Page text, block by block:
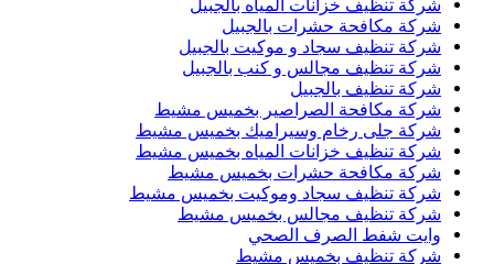
شركة تنظيف خزانات المياه بالجبيل
شركة مكافحة حشرات بالجبيل
شركة تنظيف سجاد و موكيت بالجبيل
شركة تنظيف مجالس و كنب بالجبيل
شركة تنظيف بالجبيل
شركة مكافحة الصراصير بخميس مشيط
شركة جلى رخام وسيراميك بخميس مشيط
شركة تنظيف خزانات المياه بخميس مشيط
شركة مكافحة حشرات بخميس مشيط
شركة تنظيف سجاد وموكيت بخميس مشيط
شركة تنظيف مجالس بخميس مشيط
وايت شفط الصرف الصحي
شركة تنظيف بخميس مشيط